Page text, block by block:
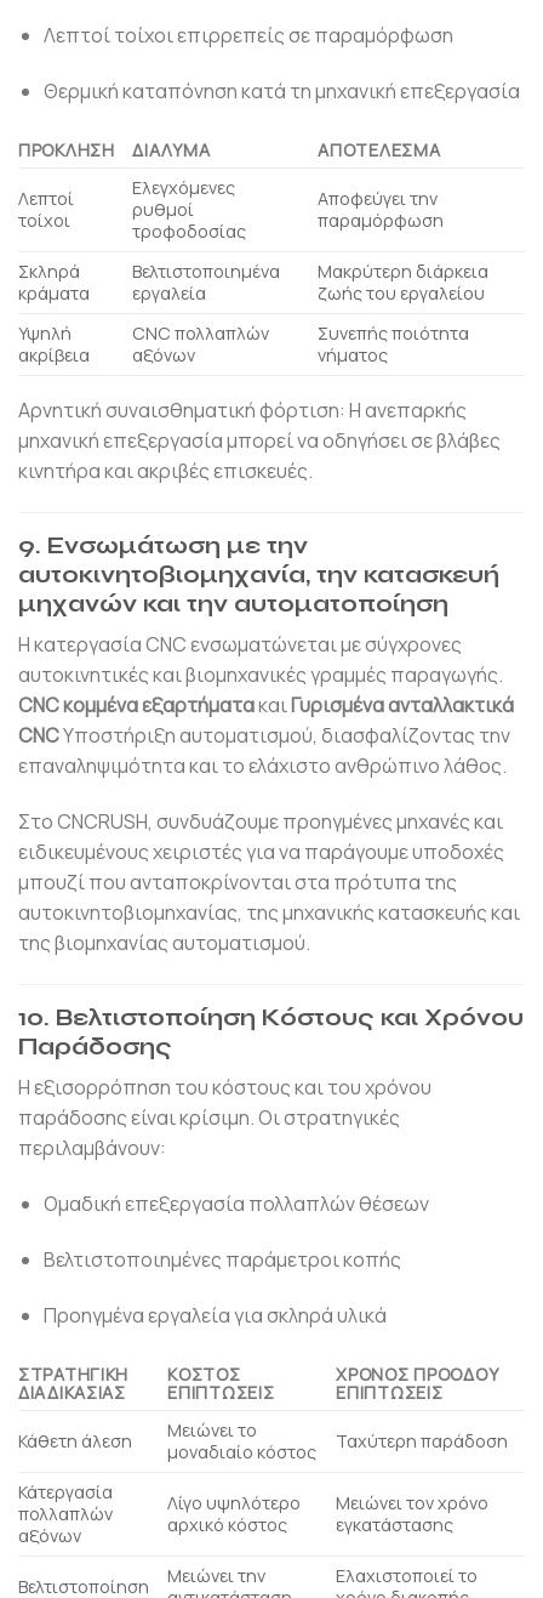
Λεπτοί τοίχοι επιρρεπείς σε παραμόρφωση
Θερμική καταπόνηση κατά τη μηχανική επεξεργασία
ΠΡΌΚΛΗΣΗ ΔΙΆΛΥΜΑ ΑΠΟΤΈΛΕΣΜΑ
Λεπτοί
τοίχοι
Ελεγχόμενες
ρυθμοί
τροφοδοσίας
Αποφεύγει την
παραμόρφωση
Σκληρά
κράματα
Βελτιστοποιημένα
εργαλεία
Μακρύτερη διάρκεια
ζωής του εργαλείου
Υψηλή
ακρίβεια
CNC πολλαπλών
αξόνων
Συνεπής ποιότητα
νήματος
Αρνητική συναισθηματική φόρτιση: Η ανεπαρκής
μηχανική επεξεργασία μπορεί να οδηγήσει σε βλάβες
κινητήρα και ακριβές επισκευές.
9. Ενσωμάτωση με την
αυτοκινητοβιομηχανία, την κατασκευή
μηχανών και την αυτοματοποίηση
Η κατεργασία CNC ενσωματώνεται με σύγχρονες
αυτοκινητικές και βιομηχανικές γραμμές παραγωγής.
CNC κομμένα εξαρτήματακαιΓυρισμένα ανταλλακτικά
CNCΥποστήριξη αυτοματισμού, διασφαλίζοντας την
επαναληψιμότητα και το ελάχιστο ανθρώπινο λάθος.
Στο CNCRUSH, συνδυάζουμε προηγμένες μηχανές και
ειδικευμένους χειριστές για να παράγουμε υποδοχές
μπουζί που ανταποκρίνονται στα πρότυπα της
αυτοκινητοβιομηχανίας, της μηχανικής κατασκευής και
της βιομηχανίας αυτοματισμού.
10. Βελτιστοποίηση Κόστους και Χρόνου
Παράδοσης
Η εξισορρόπηση του κόστους και του χρόνου
παράδοσης είναι κρίσιμη. Οι στρατηγικές
περιλαμβάνουν:
Ομαδική επεξεργασία πολλαπλών θέσεων
Βελτιστοποιημένες παράμετροι κοπής
Προηγμένα εργαλεία για σκληρά υλικά
ΣΤΡΑΤΗΓΙΚΉ
ΔΙΑΔΙΚΑΣΊΑΣ
ΚΌΣΤΟΣ
ΕΠΙΠΤΏΣΕΙΣ
ΧΡΌΝΟΣ ΠΡΟΌΔΟΥ
ΕΠΙΠΤΏΣΕΙΣ
Κάθετη άλεση
Μειώνει το
μοναδιαίο κόστος
Ταχύτερη παράδοση
Κάτεργασία
πολλαπλών
αξόνων
Λίγο υψηλότερο
αρχικό κόστος
Μειώνει τον χρόνο
εγκατάστασης
Βελτιστοποίηση
Μειώνει την
Ελαχιστοποιεί το